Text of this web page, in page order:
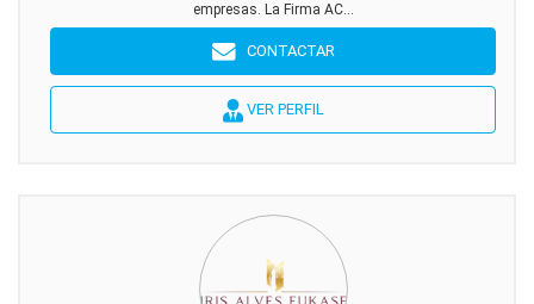
empresas. La Firma AC...
CONTACTAR
VER PERFIL